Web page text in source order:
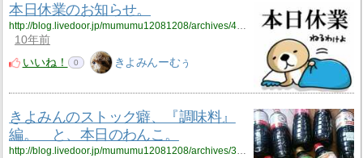
本日休業のお知らせ。
10年前
いいね！
0 きよみんーむぅ
きよみんのストック癖、『調味料』
編。 と、本日のわんこ。
http://blog.livedoor.jp/mumumu12081208/archives/3771084.html